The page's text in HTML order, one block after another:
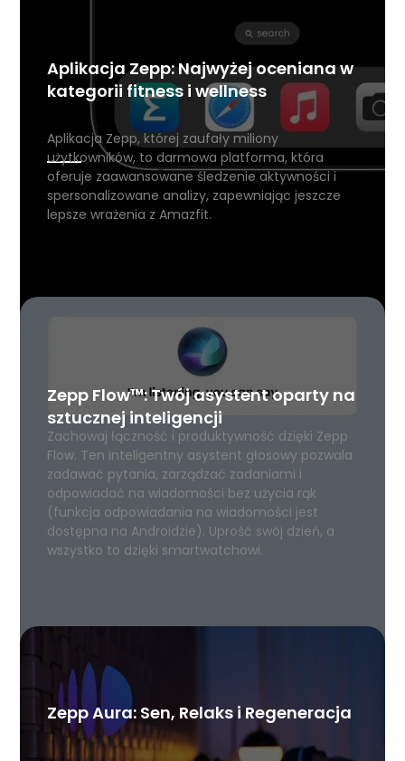
Aplikacja Zepp: Najwyżej oceniana w
kategorii fitness i wellness
Aplikacja Zepp, której zaufały miliony
użytkowników, to darmowa platforma, która
oferuje zaawansowane śledzenie aktywności i
spersonalizowane analizy, zapewniając jeszcze
lepsze wrażenia z Amazfit.
Zepp Flow™: Twój asystent oparty na
sztucznej inteligencji
Zachowaj łączność i produktywność dzięki Zepp
Flow. Ten inteligentny asystent głosowy pozwala
zadawać pytania, zarządzać zadaniami i
odpowiadać na wiadomości bez użycia rąk
(funkcja odpowiadania na wiadomości jest
dostępna na Androidzie). Uprość swój dzień, a
wszystko to dzięki smartwatchowi.
Zepp Aura: Sen, Relaks i Regeneracja